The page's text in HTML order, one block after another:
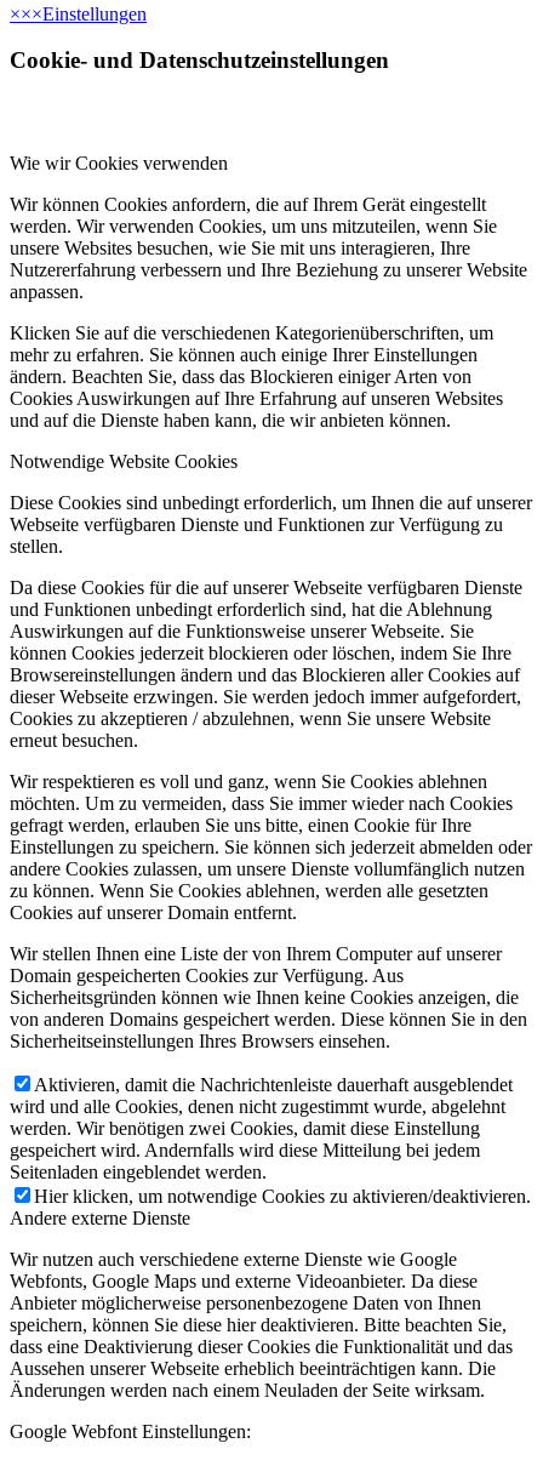
×××Einstellungen
Cookie- und Datenschutzeinstellungen
Wie wir Cookies verwenden
Wir können Cookies anfordern, die auf Ihrem Gerät eingestellt
werden. Wir verwenden Cookies, um uns mitzuteilen, wenn Sie
unsere Websites besuchen, wie Sie mit uns interagieren, Ihre
Nutzererfahrung verbessern und Ihre Beziehung zu unserer Website
anpassen.
Klicken Sie auf die verschiedenen Kategorienüberschriften, um
mehr zu erfahren. Sie können auch einige Ihrer Einstellungen
ändern. Beachten Sie, dass das Blockieren einiger Arten von
Cookies Auswirkungen auf Ihre Erfahrung auf unseren Websites
und auf die Dienste haben kann, die wir anbieten können.
Notwendige Website Cookies
Diese Cookies sind unbedingt erforderlich, um Ihnen die auf unserer
Webseite verfügbaren Dienste und Funktionen zur Verfügung zu
stellen.
Da diese Cookies für die auf unserer Webseite verfügbaren Dienste
und Funktionen unbedingt erforderlich sind, hat die Ablehnung
Auswirkungen auf die Funktionsweise unserer Webseite. Sie
können Cookies jederzeit blockieren oder löschen, indem Sie Ihre
Browsereinstellungen ändern und das Blockieren aller Cookies auf
dieser Webseite erzwingen. Sie werden jedoch immer aufgefordert,
Cookies zu akzeptieren / abzulehnen, wenn Sie unsere Website
erneut besuchen.
Wir respektieren es voll und ganz, wenn Sie Cookies ablehnen
möchten. Um zu vermeiden, dass Sie immer wieder nach Cookies
gefragt werden, erlauben Sie uns bitte, einen Cookie für Ihre
Einstellungen zu speichern. Sie können sich jederzeit abmelden oder
andere Cookies zulassen, um unsere Dienste vollumfänglich nutzen
zu können. Wenn Sie Cookies ablehnen, werden alle gesetzten
Cookies auf unserer Domain entfernt.
Wir stellen Ihnen eine Liste der von Ihrem Computer auf unserer
Domain gespeicherten Cookies zur Verfügung. Aus
Sicherheitsgründen können wie Ihnen keine Cookies anzeigen, die
von anderen Domains gespeichert werden. Diese können Sie in den
Sicherheitseinstellungen Ihres Browsers einsehen.
Aktivieren, damit die Nachrichtenleiste dauerhaft ausgeblendet
wird und alle Cookies, denen nicht zugestimmt wurde, abgelehnt
werden. Wir benötigen zwei Cookies, damit diese Einstellung
gespeichert wird. Andernfalls wird diese Mitteilung bei jedem
Seitenladen eingeblendet werden.
Hier klicken, um notwendige Cookies zu aktivieren/deaktivieren.
Andere externe Dienste
Wir nutzen auch verschiedene externe Dienste wie Google
Webfonts, Google Maps und externe Videoanbieter. Da diese
Anbieter möglicherweise personenbezogene Daten von Ihnen
speichern, können Sie diese hier deaktivieren. Bitte beachten Sie,
dass eine Deaktivierung dieser Cookies die Funktionalität und das
Aussehen unserer Webseite erheblich beeinträchtigen kann. Die
Änderungen werden nach einem Neuladen der Seite wirksam.
Google Webfont Einstellungen: